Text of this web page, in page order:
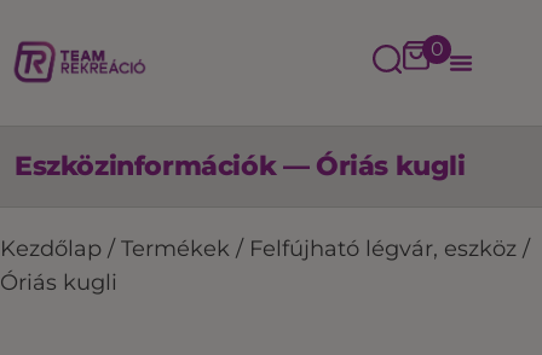
0
Eszközinformációk — Óriás kugli
Kezdőlap / Termékek / Felfújható légvár, eszköz /
Óriás kugli